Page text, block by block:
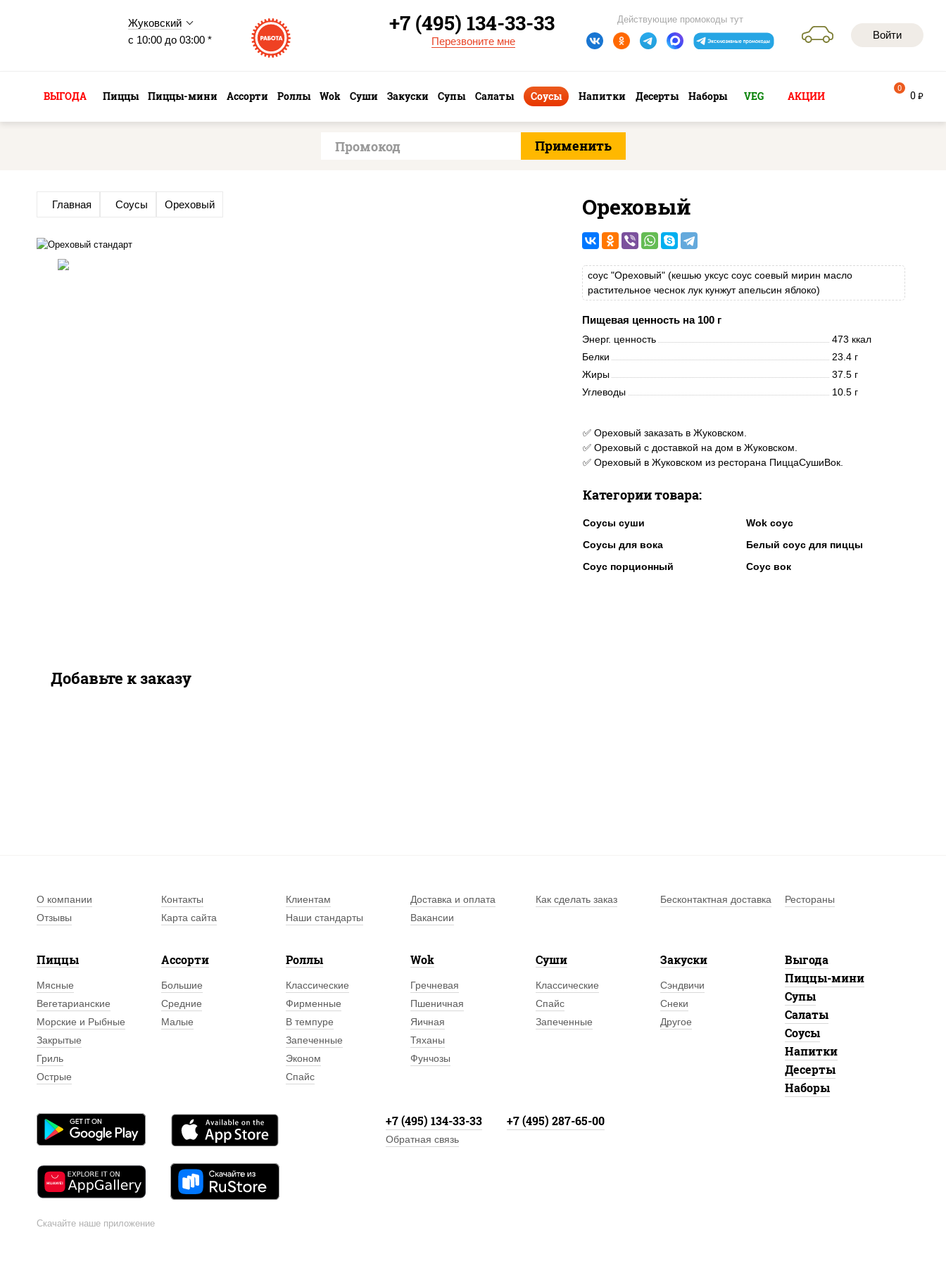
Жуковский
с 10:00 до 03:00 *
Войти
Действующие промокоды тут
+7 (495) 134-33-33
Перезвоните мне
ВЫГОДА Пиццы Пиццы-мини Ассорти Роллы Wok Суши Закуски Супы Салаты Соусы Напитки Десерты Наборы VEG АКЦИИ 0 руб
0
Главная Соусы Ореховый Ореховый
соус "Ореховый" (кешью уксус соус соевый мирин масло
растительное чеснок лук кунжут апельсин яблоко)
Пищевая ценность на 100 г
Энерг. ценность
473 ккал
Белки
23.4 г
Жиры
37.5 г
Углеводы
10.5 г
✅ Ореховый заказать в Жуковском.
✅ Ореховый с доставкой на дом в Жуковском.
✅ Ореховый в Жуковском из ресторана ПиццаСушиВок.
Категории товара:
Соусы суши
Wok соус
Соусы для вока
Белый соус для пиццы
Соус порционный
Соус вок
Добавьте к заказу
О компании Контакты Клиентам Доставка и оплата Как сделать заказ Бесконтактная доставка
Рестораны
Отзывы
Карта сайта Наши стандарты Вакансии
Пиццы
Мясные
Вегетарианские
Морские и Рыбные
Закрытые
Гриль
Острые
Ассорти
Большие
Средние
Малые
Роллы
Классические
Фирменные
В темпуре
Запеченные
Эконом
Спайс
Wok
Гречневая
Пшеничная
Яичная
Тяханы
Фунчозы
Суши
Классические
Спайс
Запеченные
Закуски
Сэндвичи
Снеки
Другое
Выгода
Пиццы-мини
Супы
Салаты
Соусы
Напитки
Десерты
Наборы
Скачайте наше приложение
+7 (495) 134-33-33 +7 (495) 287-65-00
Обратная связь